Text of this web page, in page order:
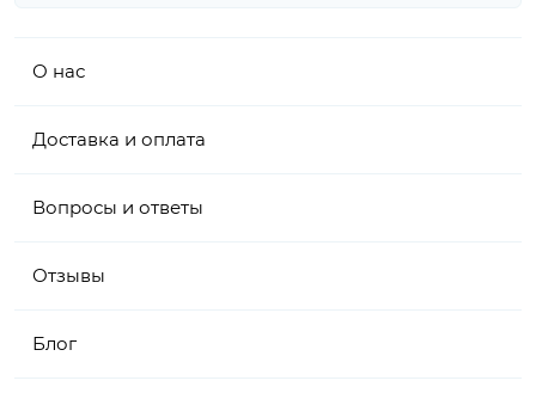
О нас
Доставка и оплата
Вопросы и ответы
Отзывы
Блог